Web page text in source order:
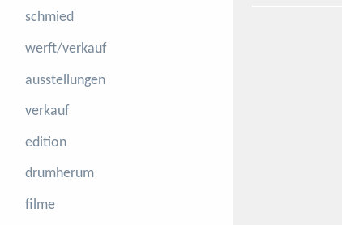
schmied
werft/verkauf
ausstellungen
verkauf
edition
drumherum
filme